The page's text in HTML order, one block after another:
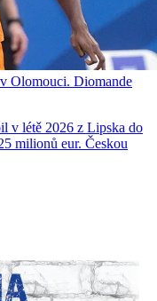
Olomouci. Diomande
v létě 2026 z Lipska do
milionů eur. Českou